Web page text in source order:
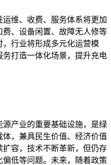
维、收费、服务体系将更加
、设备闲置、故障无人修等
行业将形成多元化运营模
打造一体化场景，提升充电
产业的重要基础设施，是绿
，兼具民生价值、经济价值
容，技术不断革新，但仍存
低等问题。未来，随着政策